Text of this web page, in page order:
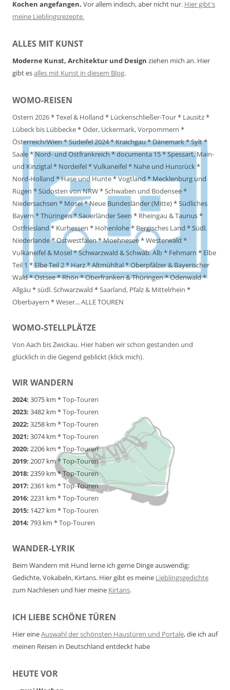
Kochen angefangen. Vor allem indisch, aber nicht nur. Hier gibt's
meine Lieblingsrezepte.
ALLES MIT KUNST
Moderne Kunst, Architektur und Design ziehen mich an. Hier
gibt esalles mit Kunst in diesem Blog.
WOMO-REISEN
Ostern 2026*Texel & Holland * Lückenschließer-Tour* Lausitz*
Lübeck bis Lübbecke*Oder, Uckermark, Vorpommern *
Österreich/Wien*Südeifel 2024*Kraichgau*Dänemark*Sylt*
Saale*Nord- und Ostfrankreich*documenta 15*Spessart, Main-
und Kinzigtal* Nordeifel*Vulkaneifel* Nahe und Hunsrück*
Nord-Holland *Hase und Hunte*Vogtland*Mecklenburg und
Rügen *Südosten von NRW*Schwaben und Bodensee*
Niedersachsen * Mosel*Neue Bundesländer (Mitte)*Südliches
Bayern *Thüringen*Sauerländer Seen * Rheingau & Taunus*
Ostfriesland * Kurhessen * Hohenlohe* Bergisches Land *Südl.
Niederlande*Ostwestfalen*Moehnesee*Westerwald *
Vulkaneifel & Mosel*Schwarzwald & Schwäb. Alb* Fehmarn * Elbe
Teil 1 *Elbe Teil 2*Harz*Altmühltal*Oberpfälzer & Bayerischer
Wald*Ostsee*Rhön*Oberfranken & Thüringen*Odenwald*
Allgäu *südl. Schwarzwald *Saarland, Pfalz & Mittelrhein *
Oberbayern *Weser...ALLE TOUREN
WOMO-STELLPLÄTZE
Von Aach bis Zwickau. Hier haben wir schon gestanden und
glücklich in die Gegend geblickt (klick mich).
WIR WANDERN
2024: 3075 km *Top-Touren
2023: 3482 km *Top-Touren
2022: 3258 km *Top-Touren
2021: 3074 km *Top-Touren
2020: 2206 km *Top-Touren
2019: 2007 km *Top-Touren
2018: 2359 km *Top-Touren
2017: 2361 km *Top-Touren
2016: 2231 km *Top-Touren
2015: 1427 km *Top-Touren
2014: 793 km *Top-Touren
WANDER-LYRIK
Beim Wandern mit Hund lerne ich gerne Dinge auswendig:
Gedichte, Vokabeln, Kirtans. Hier gibt es meine Lieblingsgedichte
zum Nachlesen und hier meine Kirtans.
ICH LIEBE SCHÖNE TÜREN
Hier eineAuswahl der schönsten Haustüren und Portale, die ich auf
meinen Reisen in Deutschland entdeckt habe
HEUTE VOR